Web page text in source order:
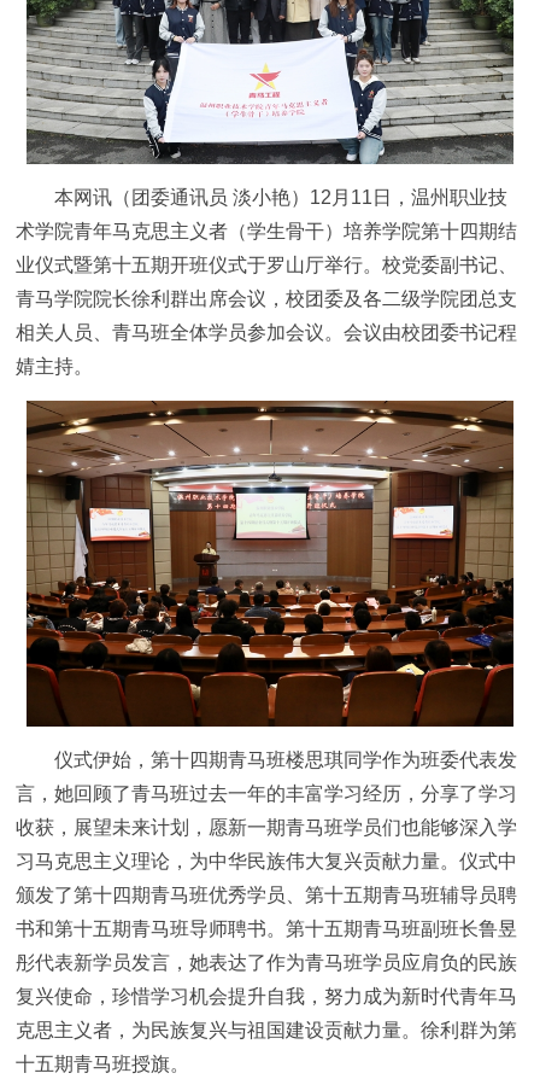
本网讯（团委通讯员 淡小艳）12月11日，温州职业技
术学院青年马克思主义者（学生骨干）培养学院第十四期结
业仪式暨第十五期开班仪式于罗山厅举行。校党委副书记、
青马学院院长徐利群出席会议，校团委及各二级学院团总支
相关人员、青马班全体学员参加会议。会议由校团委书记程
婧主持。
仪式伊始，第十四期青马班楼思琪同学作为班委代表发
言，她回顾了青马班过去一年的丰富学习经历，分享了学习
收获，展望未来计划，愿新一期青马班学员们也能够深入学
习马克思主义理论，为中华民族伟大复兴贡献力量。仪式中
颁发了第十四期青马班优秀学员、第十五期青马班辅导员聘
书和第十五期青马班导师聘书。第十五期青马班副班长鲁昱
彤代表新学员发言，她表达了作为青马班学员应肩负的民族
复兴使命，珍惜学习机会提升自我，努力成为新时代青年马
克思主义者，为民族复兴与祖国建设贡献力量。徐利群为第
十五期青马班授旗。